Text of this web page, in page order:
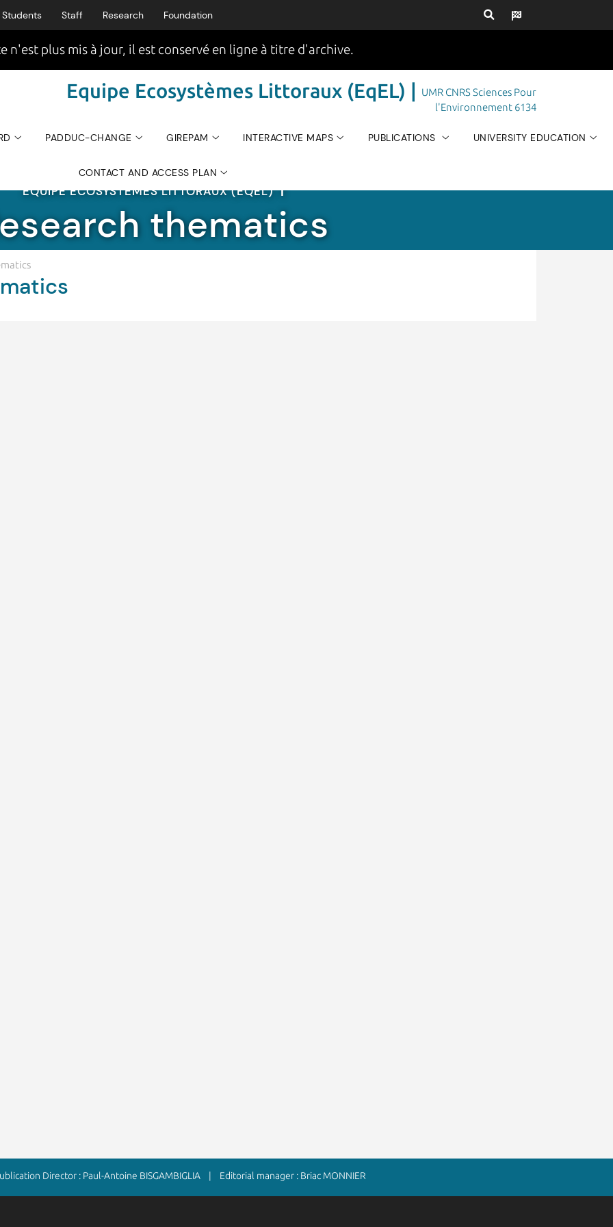
Students Staff Research Foundation
n'est plus mis à jour, il est conservé en ligne à titre d'archive.
Equipe Ecosystèmes Littoraux (EqEL) |
UMR CNRS Sciences Pour
l'Environnement 6134
PADDUC-CHANGE GIREPAM INTERACTIVE MAPS PUBLICATIONS UNIVERSITY EDUCATION
CONTACT AND ACCESS PLAN
EQUIPE ECOSYSTÈMES LITTORAUX (EQEL)|
thematics
Director : Paul-Antoine BISGAMBIGLIA | Editorial manager : Briac MONNIER